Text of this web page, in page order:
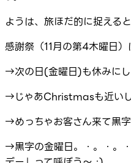
ようは、旅ほだ的に捉えると
感謝祭（11月の第4木曜日）
→次の日(金曜日)も休みに
→じゃあChristmasも近い
→めっちゃお客さん来て黒
→黒字の金曜日。・。・。